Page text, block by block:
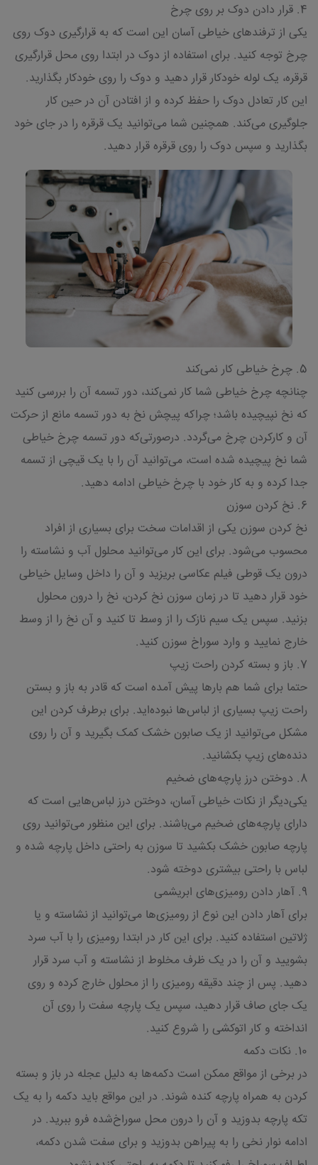
4. قرار دادن دوک بر روی چرخ
یکی از ترفندهای خیاطی آسان این است که به قرارگیری دوک روی
چرخ توجه کنید. برای استفاده از دوک در ابتدا روی محل قرارگیری
قرقره، یک لوله خودکار قرار دهید و دوک را روی خودکار بگذارید.
این کار تعادل دوک را حفظ کرده و از افتادن آن در حین کار
جلوگیری می‌کند. همچنین شما می‌توانید یک قرقره را در جای خود
بگذارید و سپس دوک را روی قرقره قرار دهید.
5. چرخ خیاطی کار نمی‌کند
چنانچه چرخ خیاطی شما کار نمی‌کند، دور تسمه آن را بررسی کنید
که نخ نپیچیده باشد؛ چراکه پیچش نخ به دور تسمه مانع از حرکت
آن و کارکردن چرخ می‌گردد. درصورتی‌که دور تسمه چرخ خیاطی
شما نخ پیچیده شده است، می‌توانید آن را با یک قیچی از تسمه
جدا کرده و به کار خود با چرخ خیاطی ادامه دهید.
6. نخ کردن سوزن
نخ کردن سوزن یکی از اقدامات سخت برای بسیاری از افراد
محسوب می‌شود. برای این کار می‌توانید محلول آب و نشاسته را
درون یک قوطی فیلم عکاسی بریزید و آن را داخل وسایل خیاطی
خود قرار دهید تا در زمان سوزن نخ کردن، نخ را درون محلول
بزنید. سپس یک سیم نازک را از وسط تا کنید و آن نخ را از وسط
خارج نمایید و وارد سوراخ سوزن کنید.
7. باز و بسته کردن راحت زیپ
حتما برای شما هم بارها پیش آمده است که قادر به باز و بستن
راحت زیپ بسیاری از لباس‌ها نبوده‌اید. برای برطرف کردن این
مشکل می‌توانید از یک صابون خشک کمک بگیرید و آن را روی
دنده‌های زیپ بکشانید.
8. دوختن درز پارچه‌های ضخیم
یکی‌دیگر از نکات خیاطی آسان، دوختن درز لباس‌هایی است که
دارای پارچه‌های ضخیم می‌باشند. برای این منظور می‌توانید روی
پارچه صابون خشک بکشید تا سوزن به راحتی داخل پارچه شده و
لباس با راحتی بیشتری دوخته شود.
9. آهار دادن رومیزی‌های ابریشمی
برای آهار دادن این نوع از رومیزی‌ها می‌توانید از نشاسته و یا
ژلاتین استفاده کنید. برای این کار در ابتدا رومیزی را با آب سرد
بشویید و آن را در یک ظرف مخلوط از نشاسته و آب سرد قرار
دهید. پس از چند دقیقه رومیزی را از محلول خارج کرده و روی
یک جای صاف قرار دهید، سپس یک پارچه سفت را روی آن
انداخته و کار اتوکشی را شروع کنید.
10. نکات دکمه
در برخی از مواقع ممکن است دکمه‌ها به دلیل عجله در باز و بسته
کردن به همراه پارچه کنده شوند. در این مواقع باید دکمه را به یک
تکه پارچه بدوزید و آن را درون محل سوراخ‌شده فرو ببرید. در
ادامه نوار نخی را به پیراهن بدوزید و برای سفت شدن دکمه،